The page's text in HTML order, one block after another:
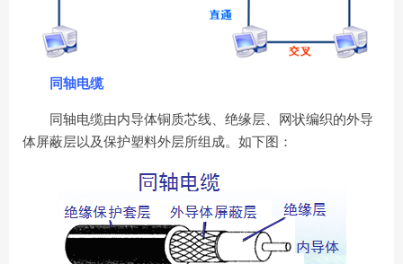
同轴电缆
同轴电缆由内导体铜质芯线、绝缘层、网状编织的外导
体屏蔽层以及保护塑料外层所组成。如下图：